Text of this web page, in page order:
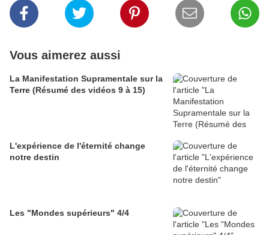
Vous aimerez aussi
La Manifestation Supramentale sur la
Terre (Résumé des vidéos 9 à 15)
L'expérience de l'éternité change
notre destin
Les "Mondes supérieurs" 4/4